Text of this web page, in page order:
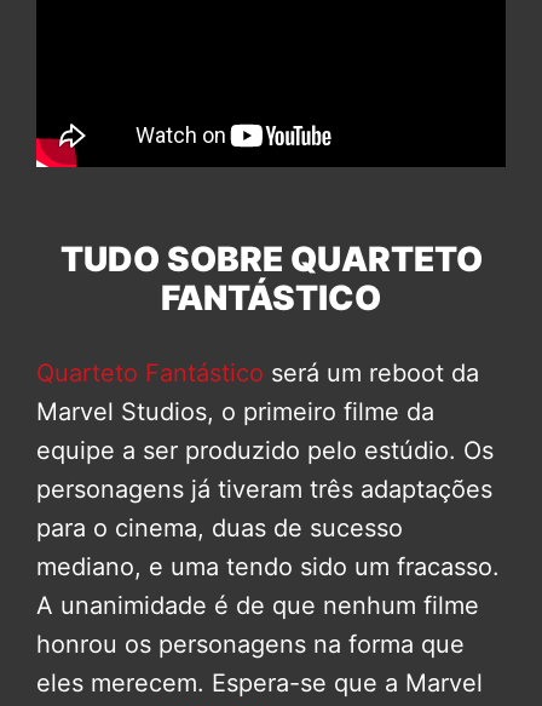
TUDO SOBRE QUARTETO
FANTÁSTICO
Quarteto Fantástico será um reboot da
Marvel Studios, o primeiro filme da
equipe a ser produzido pelo estúdio. Os
personagens já tiveram três adaptações
para o cinema, duas de sucesso
mediano, e uma tendo sido um fracasso.
A unanimidade é de que nenhum filme
honrou os personagens na forma que
eles merecem. Espera-se que a Marvel